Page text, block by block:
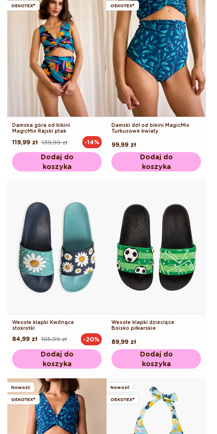
OEKOTEX®
Damska góra od bikini
MagicMix Rajski ptak
Cena
139,99 zł
Cena
119,99 zł -14%
Dodaj do
koszyka
OEKOTEX®
Damski dół od bikini MagicMix
Turkusowe kwiaty
Cena
regularna
99,99 zł
Dodaj do
koszyka
Wesołe klapki Kwitnące
stokrotki
Cena
105,99 zł
Cena
84,99 zł -20%
Dodaj do
koszyka
Wesołe klapki dziecięce
Boisko piłkarskie
Cena
regularna
89,99 zł
Dodaj do
koszyka
Nowość
OEKOTEX®
Nowość
OEKOTEX®